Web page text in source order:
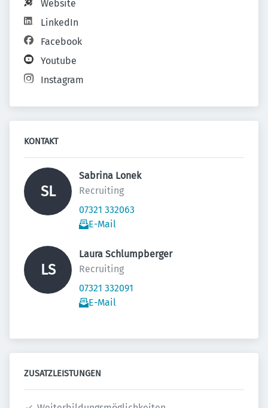
Website
LinkedIn
Facebook
Youtube
Instagram
KONTAKT
SL
Sabrina Lonek
Recruiting
07321 332063
E-Mail
LS
Laura Schlumpberger
Recruiting
07321 332091
E-Mail
ZUSATZLEISTUNGEN